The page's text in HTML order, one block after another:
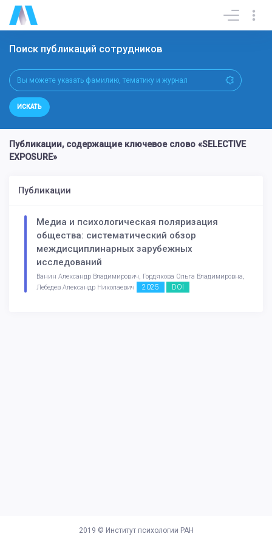
Поиск публикаций сотрудников
ИСКАТЬ
Публикации, содержащие ключевое слово «SELECTIVE
EXPOSURE»
Публикации
Медиа и психологическая поляризация
общества: систематический обзор
междисциплинарных зарубежных
исследований
Ванин Александр Владимирович, Гордякова Ольга Владимировна,
Лебедев Александр Николаевич
2025 DOI
2019 © Институт психологии РАН